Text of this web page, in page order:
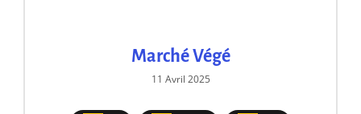
Marché Végé
11 Avril 2025